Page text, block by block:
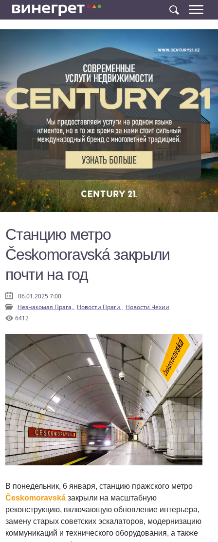
Станцию метро
Českomoravská закрыли
почти на год
06.01.2025 7:00
Незнакомая Прага, Новости Праги, Новости Чехии
6412
В понедельник, 6 января, станцию пражского метро
Českomoravská закрыли на масштабную
реконструкцию, включающую обновление интерьера,
замену старых советских эскалаторов, модернизацию
коммуникаций и технического оборудования, а также